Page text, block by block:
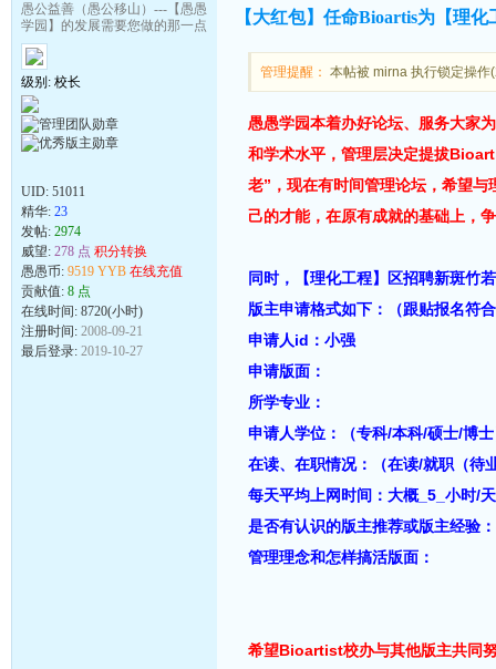
愚公益善（愚公移山）---【愚愚
学园】的发展需要您做的那一点
级别: 校长
UID: 51011
精华: 23
发帖: 2974
威望: 278 点 积分转换
愚愚币: 9519 YYB 在线充值
贡献值: 8 点
在线时间: 8720(小时)
注册时间: 2008-09-21
最后登录: 2019-10-27
【大红包】任命Bioartis为【理
管理提醒： 本帖被 mirna 执行锁定操
愚愚学园本着办好论坛、服务大家
和学术水平，管理层决定提拔
老”，现在有时间管理论坛，希望
己的才能，在原有成就的基础上，
同时，【理化工程】区招聘新斑竹
版主申请格式如下：（跟贴报名符
申请人id：小强
申请版面：
所学专业：
申请人学位：（专科/本科/硕士/博
在读、在职情况：（在读/就职（待
每天平均上网时间：大概_5_小时/天
是否有认识的版主推荐或版主经验
管理理念和怎样搞活版面：
希望Bioartist校办与其他版主共同